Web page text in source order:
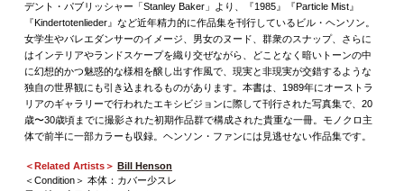
デント・パブリッシャー「Stanley Baker」より、『1985』『Particle Mist』
『Kindertotenlieder』など近年精力的に作品集を刊行しているビル・ヘンソン。
女学生やバレエダンサーのイメージ、男女のヌード、群衆のスナップ、さらに
はインテリアやランドスケープを織り交ぜながら、どことなく暗いトーンの中
に幻想的かつ魅惑的な様相を醸し出す作風で、現実と非現実が交錯するような
独自の世界観にも引き込まれるものがあります。本書は、1989年にオーストラ
リアのギャラリーで行われたエキシビジョンに際して刊行された写真集で、20
歳〜30歳頃までに撮影された初期作品群で構成された貴重な一冊。モノクロ主
体で前半に一部カラーも収録。ヘンソン・ファンには見逃せない作品集です。
＜Related Artists＞ Bill Henson
＜Condition＞ 本体：カバー少スレ